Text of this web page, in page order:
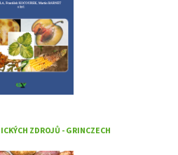
ZDROJŮ - GRINCZECH